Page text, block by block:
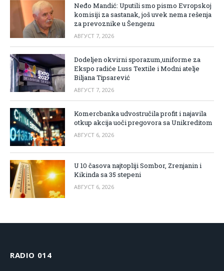
Neđo Mandić: Uputili smo pismo Evropskoj
komisiji za sastanak, još uvek nema rešenja
za prevoznike u Šengenu
АВГУСТ 7, 2026
Dodeljen okvirni sporazum,uniforme za
Ekspo radiće Luss Textile i Modni atelje
Biljana Tipsarević
АВГУСТ 7, 2026
Komercbanka udvostručila profit i najavila
otkup akcija uoči pregovora sa Unikreditom
АВГУСТ 6, 2026
U 10 časova najtopliji Sombor, Zrenjanin i
Kikinda sa 35 stepeni
АВГУСТ 6, 2026
RADIO 014